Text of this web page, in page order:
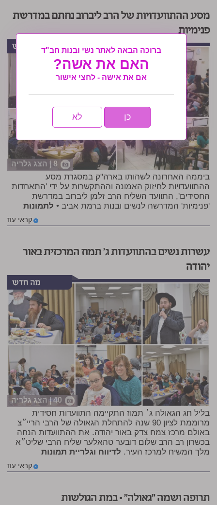
מסע ההתוועדויות של הרב ליברוב נחתם במדרשת
פנימיות
8 | הצג גלריה
ביממה האחרונה לשהותו בארה"ק במסגרת מסע
ההתוועדויות לחיזוק האמונה וההתקשרות על ידי 'התאחדות
החסידים', התוועד השליח הרב זלמן ליברוב במדרשת
'פנימיות' המדרשה לנשים ובנות ברמת אביב • לתמונות
קראי עוד
עשרות נשים בהתוועדות ג' תמוז המרכזית באור
יהודה
40 | הצג גלריה
בליל חג הגאולה ג׳ תמוז התקיימה התוועדות חסידית
מרוממת לציון 90 שנה להתחלת הגאולה של הרבי הריי״צ
באולם מרכז צמח צדק באור יהודה. את ההתוועדות הנחה
בכשרון רב הרב שלום דובער טהאלער שליח הרבי שליט״א
מלך המשיח למרכז העיר. לדיווח וגלריית תמונות
קראי עוד
תרופה ושמה "גאולה" • במת הגולשות
ברוכה הבאה לאתר נשי ובנות חב"ד
האם את אשה?
אם את אישה - לחצי אישור
כן לא